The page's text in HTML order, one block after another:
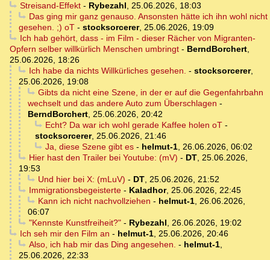
Streisand-Effekt- Rybezahl, 25.06.2026, 18:03
Das ging mir ganz genauso. Ansonsten hätte ich ihn wohl nicht
gesehen. ;) oT - stocksorcerer, 25.06.2026, 19:09
Ich hab gehört, dass - im Film - dieser Rächer von Migranten-
Opfern selber willkürlich Menschen umbringt - BerndBorchert,
25.06.2026, 18:26
Ich habe da nichts Willkürliches gesehen. - stocksorcerer,
25.06.2026, 19:08
Gibts da nicht eine Szene, in der er auf die Gegenfahrbahn
wechselt und das andere Auto zum Überschlagen -
BerndBorchert, 25.06.2026, 20:42
Echt? Da war ich wohl gerade Kaffee holen oT-
stocksorcerer, 25.06.2026, 21:46
Ja, diese Szene gibt es- helmut-1, 26.06.2026, 06:02
Hier hast den Trailer bei Youtube: (mV) - DT, 25.06.2026,
19:53
Und hier bei X: (mLuV) - DT, 25.06.2026, 21:52
Immigrationsbegeisterte- Kaladhor, 25.06.2026, 22:45
Kann ich nicht nachvollziehen - helmut-1, 26.06.2026,
06:07
"Kennste Kunstfreiheit?"- Rybezahl, 26.06.2026, 19:02
Ich seh mir den Film an - helmut-1, 25.06.2026, 20:46
Also, ich hab mir das Ding angesehen. - helmut-1,
25.06.2026, 22:33